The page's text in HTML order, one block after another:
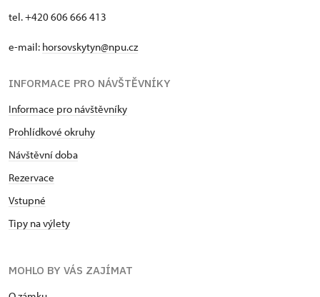
tel. +420 606 666 413
e-mail: horsovskytyn@npu.cz
INFORMACE PRO NÁVŠTĚVNÍKY
Informace pro návštěvníky
Prohlídkové okruhy
Návštěvní doba
Rezervace
Vstupné
Tipy na výlety
MOHLO BY VÁS ZAJÍMAT